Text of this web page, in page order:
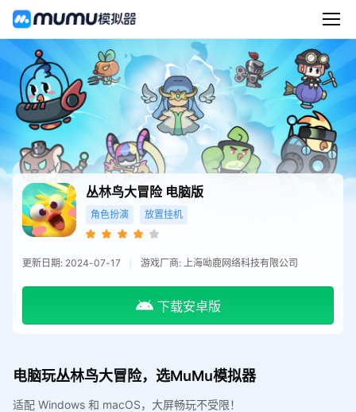
丛林鸟大冒险 电脑版
角色扮演 放置挂机
更新日期: 2024-07-17 游戏厂商: 上海呦鹿网络科技有限公司
下载安卓版
电脑玩丛林鸟大冒险，选MuMu模拟器
适配 Windows 和 macOS，大屏畅玩不受限！